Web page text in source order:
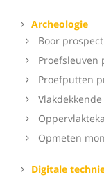
Archeologie
Boor
Proefsleuven
Proefputten
Opmeten
Digitale